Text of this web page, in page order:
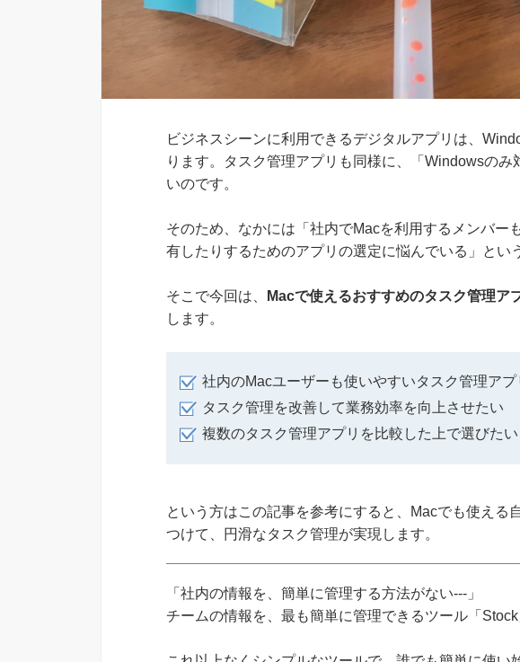
ビジネスシーンに利用できるデジタルアプリは、
ります。タスク管理アプリも同様に、「Windowsの
いのです。
そのため、なかには「社内でMacを利用するメンバー
有したりするためのアプリの選定に悩んでいる」とい
そこで今回は、 Macで使えるおすすめのタスク管理ア
します。
社内のMacユーザーも使いやすいタスク管理アプ
タスク管理を改善して業務効率を向上させたい
複数のタスク管理アプリを比較した上で選びたい
という方はこの記事を参考にすると、Macでも使える
つけて、円滑なタスク管理が実現します。
「社内の情報を、簡単に管理する方法がない---」
チームの情報を、最も簡単に管理できるツール「Stock